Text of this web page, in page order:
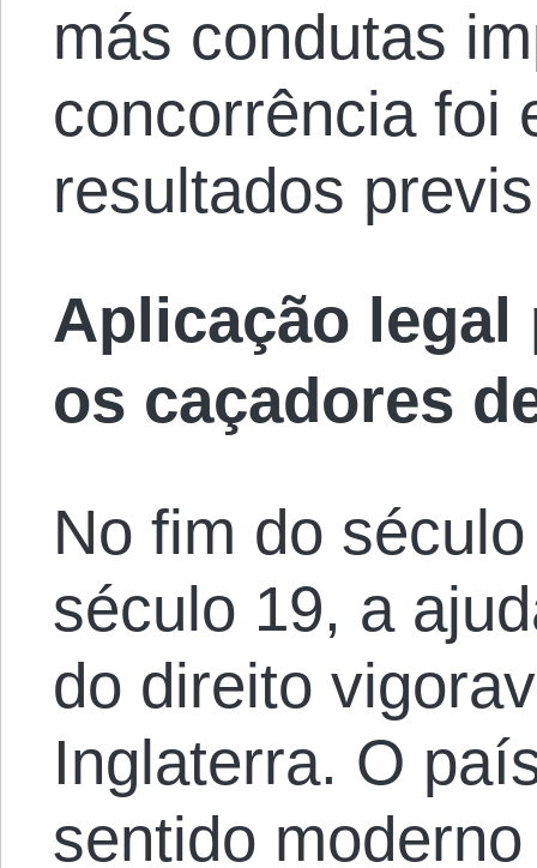
más condutas
concorrência
resultados
Aplicação
os caçadores
No fim do
século 19, a
do direito
Inglaterra. O
sentido